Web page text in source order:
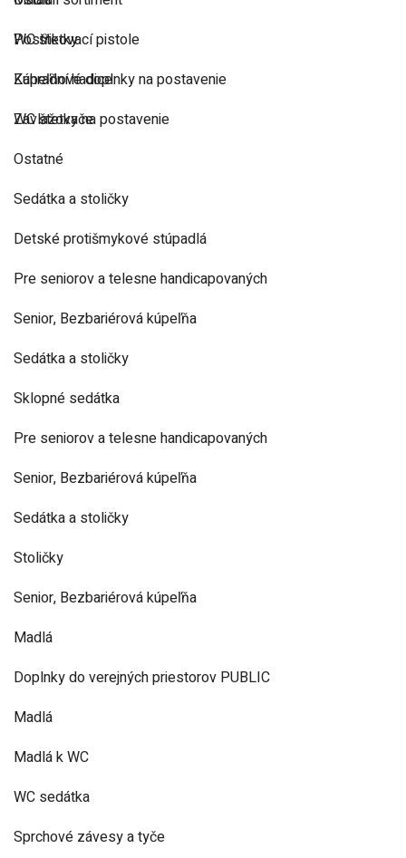
Postřikovací pistole
Zahradní hadice
Zavlažovače
WC štetky
Kúpeľňové doplnky na postavenie
WC štetky na postavenie
Ostatné
Sedátka a stoličky
Detské protišmykové stúpadlá
Pre seniorov a telesne handicapovaných
Senior, Bezbariérová kúpeľňa
Sedátka a stoličky
Sklopné sedátka
Pre seniorov a telesne handicapovaných
Senior, Bezbariérová kúpeľňa
Sedátka a stoličky
Stoličky
Senior, Bezbariérová kúpeľňa
Madlá
Doplnky do verejných priestorov PUBLIC
Madlá
Madlá k WC
WC sedátka
Sprchové závesy a tyče